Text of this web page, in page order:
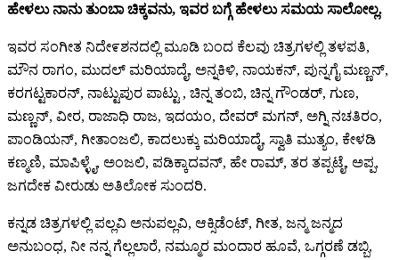
ಹೇಳಲು ನಾನು ತುಂಬಾ ಚಿಕ್ಕವನು, ಇವರ ಬಗ್ಗೆ ಹೇಳಲು ಸಮಯ ಸಾಲೋಲ್ಲ.
ಇವರ ಸಂಗೀತ ನಿದೇ೯ಶನದಲ್ಲಿ ಮೂಡಿ ಬಂದ ಕೆಲವು ಚಿತ್ರಗಳಲ್ಲಿ ತಳಪತಿ,
ಮೌನ ರಾಗಂ, ಮುದಲ್ ಮರಿಯಾದೈ, ಅನ್ನಕಿಳಿ, ನಾಯಕನ್, ಪುನ್ನಗೈ ಮಣ್ಣನ್,
ಕರಗಟ್ಟಕಾರನ್, ನಾಟ್ಟುಪುರ ಪಾಟ್ಟು , ಚಿನ್ನ ತಂಬಿ, ಚಿನ್ನ ಗೌಂಡರ್, ಗುಣ,
ಮಣ್ಣನ್, ವೀರ, ರಾಜಾಧಿ ರಾಜ, ಇದಯಂ, ದೇವರ್ ಮಗನ್, ಅಗ್ನಿ ನಚತಿರಂ,
ಪಾಂಡಿಯನ್, ಗೀತಾಂಜಲಿ, ಕಾದಲುಕ್ಕು ಮರಿಯಾದೈ, ಸ್ವಾತಿ ಮುತ್ಯಂ, ಕೇಳಡಿ
ಕಣ್ಮಣಿ, ಮಾಪಿಳ್ಳೈ, ಅಂಜಲಿ, ಪಡಿಕ್ಕಾದವನ್, ಹೇ ರಾಮ್, ತರ ತಪ್ಪಟೈ, ಅಪ್ಪ,
ಜಗದೇಕ ವೀರುಡು ಅತಿಲೋಕ ಸುಂದರಿ.
ಕನ್ನಡ ಚಿತ್ರಗಳಲ್ಲಿ ಪಲ್ಲವಿ ಅನುಪಲ್ಲವಿ, ಆಕ್ಸಿಡೆಂಟ್, ಗೀತ, ಜನ್ಮ ಜನ್ಮದ
ಅನುಬಂಧ, ನೀ ನನ್ನ ಗೆಲ್ಲಲಾರೆ, ನಮ್ಮೂರ ಮಂದಾರ ಹೂವೆ, ಒಗ್ಗರಣೆ ಡಬ್ಬಿ,